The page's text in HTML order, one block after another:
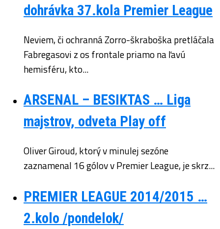
dohrávka 37.kola Premier League
Neviem, či ochranná Zorro-škraboška pretláčala
Fabregasovi z os frontale priamo na ľavú
hemisféru, kto...
ARSENAL – BESIKTAS … Liga
majstrov, odveta Play off
Oliver Giroud, ktorý v minulej sezóne
zaznamenal 16 gólov v Premier League, je skrz...
PREMIER LEAGUE 2014/2015 …
2.kolo /pondelok/